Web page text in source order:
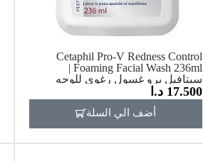
Cetaphil Pro-V Redness Control
Foaming Facial Wash 236ml |
سيتافيل برو غسول رغوي للوجه
للتحكم بالإحمرار 236مل
17.500 د.ا
أضف الي السلة